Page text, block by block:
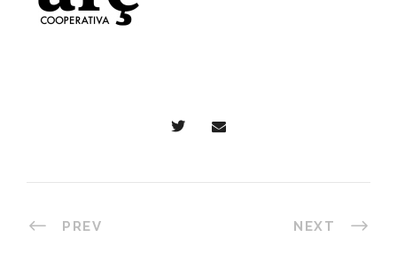
PREV NEXT